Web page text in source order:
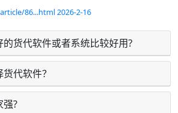
86...html 2026-2-16
货代软件或者系统比较好用?
代软件？
强?